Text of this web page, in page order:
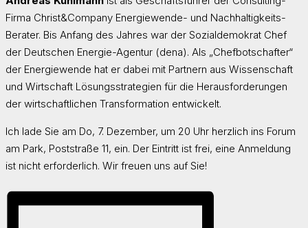
Firma Christ&Company Energiewende- und Nachhaltigkeits-
Berater. Bis Anfang des Jahres war der Sozialdemokrat Chef
der Deutschen Energie-Agentur (dena). Als „Chefbotschafter“
der Energiewende hat er dabei mit Partnern aus Wissenschaft
und Wirtschaft Lösungsstrategien für die Herausforderungen
der wirtschaftlichen Transformation entwickelt.
Ich lade Sie am Do, 7. Dezember, um 20 Uhr herzlich ins Forum
am Park, Poststraße 11, ein. Der Eintritt ist frei, eine Anmeldung
ist nicht erforderlich. Wir freuen uns auf Sie!